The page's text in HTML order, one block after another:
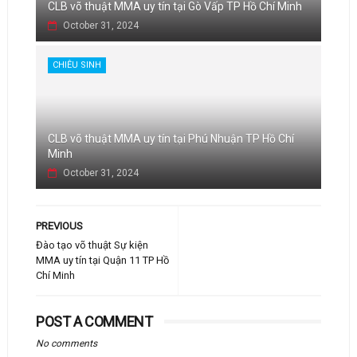
CLB võ thuật MMA uy tín tại Gò Vấp TP Hồ Chí Minh
October 31, 2024
CHIÊU SINH
CLB võ thuật MMA uy tín tại Phú Nhuận TP Hồ Chí
Minh
October 31, 2024
PREVIOUS
Đào tạo võ thuật Sự kiện
MMA uy tín tại Quận 11 TP Hồ
Chí Minh
POST A COMMENT
No comments